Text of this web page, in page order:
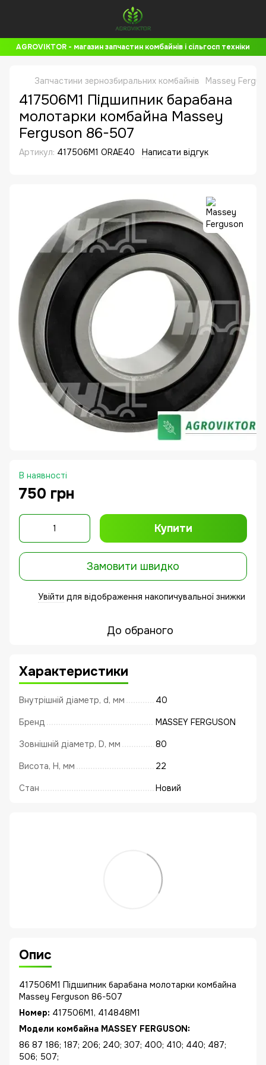
AGROVIKTOR - магазин запчастин комбайнів і сільгосп техніки
Запчастини зернозбиральних комбайнів Massey
417506M1 Підшипник барабана
молотарки комбайна Massey
Ferguson 86-507
Артикул: 417506M1 ORAE40 Написати відгук
В наявності
750 грн
Купити
Замовити швидко
Увійти для відображення накопичувальної знижки
До обраного
Характеристики
Внутрішній діаметр, d, мм 40
Бренд MASSEY FERGUSON
Зовнішній діаметр, D, мм 80
Висота, Н, мм 22
Стан Новий
Опис
417506M1 Підшипник барабана молотарки комбайна
Massey Ferguson 86-507
Номер: 417506M1, 414848M1
Модели комбайна MASSEY FERGUSON:
86 87 186; 187; 206; 240; 307; 400; 410; 440; 487;
506; 507;